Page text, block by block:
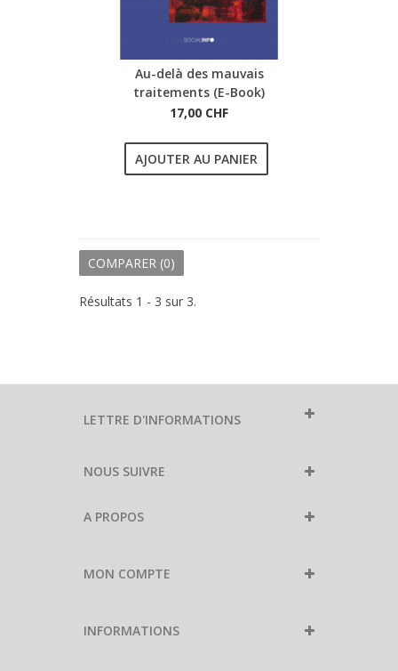
Au-delà des mauvais
traitements (E-Book)
17,00 CHF
AJOUTER AU PANIER
COMPARER (0)
Résultats 1 - 3 sur 3.
LETTRE D'INFORMATIONS
NOUS SUIVRE
A PROPOS
MON COMPTE
INFORMATIONS